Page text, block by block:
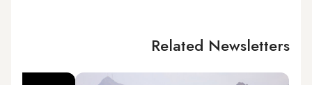
Related Newsletters